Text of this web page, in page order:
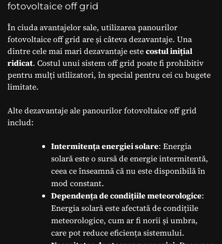
fotovoltaice off grid
În ciuda avantajelor sale, utilizarea panourilor
fotovoltaice off grid are și câteva dezavantaje. Una
dintre cele mai mari dezavantaje estecostul inițial
ridicat. Costul unui sistem off grid poate fi prohibitiv
pentru mulți utilizatori, în special pentru cei cu bugete
limitate.
Alte dezavantaje ale panourilor fotovoltaice off grid
includ:
Intermitența energiei solare: Energia
solară este o sursă de energie intermitentă,
ceea ce înseamnă că nu este disponibilă în
mod constant.
Dependența de condițiile meteorologice:
Energia solară este afectată de condițiile
meteorologice, cum ar fi norii și umbra,
care pot reduce eficiența sistemului.